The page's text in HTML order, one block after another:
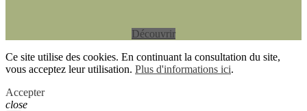
Découvrir
Ce site utilise des cookies. En continuant la consultation du site,
vous acceptez leur utilisation. Plus d'informations ici.
Accepter
close